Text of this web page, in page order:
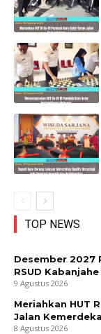
TOP NEWS
Desember 2027
RSUD
9 Agustus 2026
Meriahkan HUT
Jalan
8 Agustus 2026